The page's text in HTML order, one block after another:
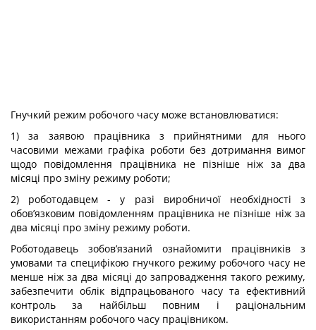
Гнучкий режим робочого часу може встановлюватися:
1) за заявою працівника з прийнятними для нього
часовими межами графіка роботи без дотримання вимог
щодо повідомлення працівника не пізніше ніж за два
місяці про зміну режиму роботи;
2) роботодавцем - у разі виробничої необхідності з
обов’язковим повідомленням працівника не пізніше ніж за
два місяці про зміну режиму роботи.
Роботодавець зобов’язаний ознайомити працівників з
умовами та специфікою гнучкого режиму робочого часу не
менше ніж за два місяці до запровадження такого режиму,
забезпечити облік відпрацьованого часу та ефективний
контроль за найбільш повним і раціональним
використанням робочого часу працівником.